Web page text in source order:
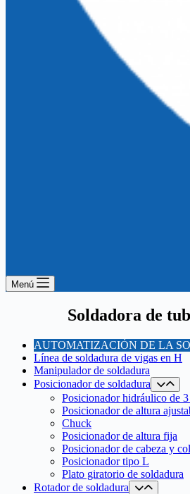
Menú
Soldadora de
AUTOMATIZACIÓN DE LA
Línea de soldadura de vigas en H
Manipulador de soldadura
Posicionador de soldadura
Posicionador hidráulico de 3
Posicionador de altura
Chuck
Posicionador de altura fija
Posicionador de cabeza y
Posicionador tipo L
Plato giratorio de soldadura
Rotador de soldadura